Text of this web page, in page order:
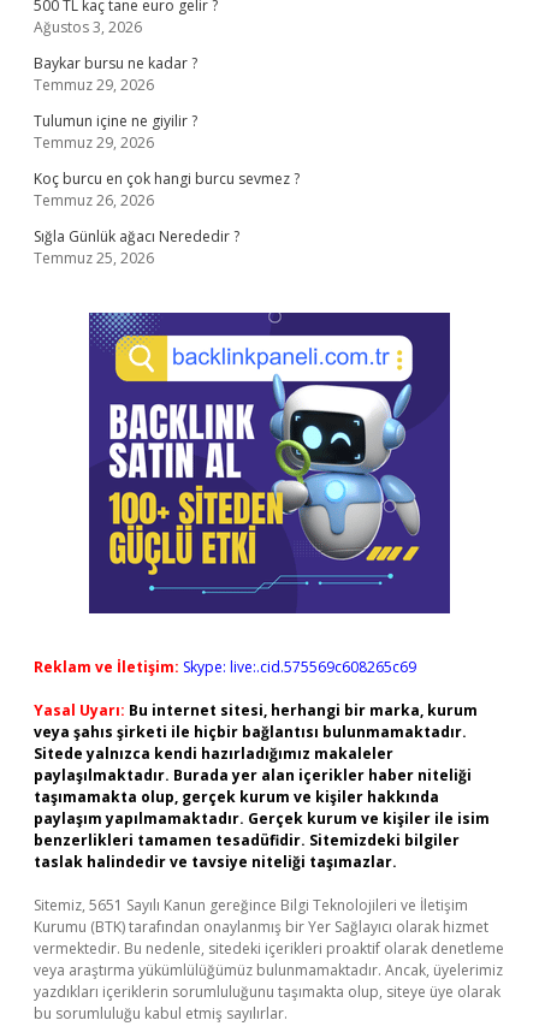
500 TL kaç tane euro gelir ?
Ağustos 3, 2026
Baykar bursu ne kadar ?
Temmuz 29, 2026
Tulumun içine ne giyilir ?
Temmuz 29, 2026
Koç burcu en çok hangi burcu sevmez ?
Temmuz 26, 2026
Sığla Günlük ağacı Nerededir ?
Temmuz 25, 2026
Reklam ve İletişim: Skype: live:.cid.575569c608265c69
Yasal Uyarı: Bu internet sitesi, herhangi bir marka, kurum
veya şahıs şirketi ile hiçbir bağlantısı bulunmamaktadır.
Sitede yalnızca kendi hazırladığımız makaleler
paylaşılmaktadır. Burada yer alan içerikler haber niteliği
taşımamakta olup, gerçek kurum ve kişiler hakkında
paylaşım yapılmamaktadır. Gerçek kurum ve kişiler ile isim
benzerlikleri tamamen tesadüfidir. Sitemizdeki bilgiler
taslak halindedir ve tavsiye niteliği taşımazlar.
Sitemiz, 5651 Sayılı Kanun gereğince Bilgi Teknolojileri ve İletişim
Kurumu (BTK) tarafından onaylanmış bir Yer Sağlayıcı olarak hizmet
vermektedir. Bu nedenle, sitedeki içerikleri proaktif olarak denetleme
veya araştırma yükümlülüğümüz bulunmamaktadır. Ancak, üyelerimiz
yazdıkları içeriklerin sorumluluğunu taşımakta olup, siteye üye olarak
bu sorumluluğu kabul etmiş sayılırlar.